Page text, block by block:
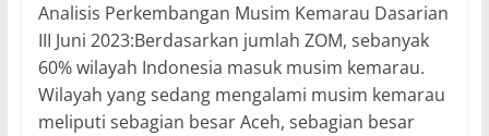
Analisis Perkembangan Musim Kemarau Dasarian
III Juni 2023:Berdasarkan jumlah ZOM, sebanyak
60% wilayah Indonesia masuk musim kemarau.
Wilayah yang sedang mengalami musim kemarau
meliputi sebagian besar Aceh, sebagian besar